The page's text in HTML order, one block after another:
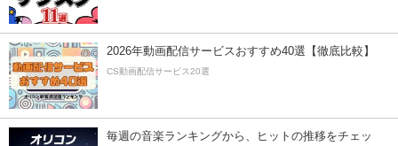
2026年動画配信サービスおすすめ40選【徹底比較】
CS動画配信サービス20選
毎週の音楽ランキングから、ヒットの推移をチェッ